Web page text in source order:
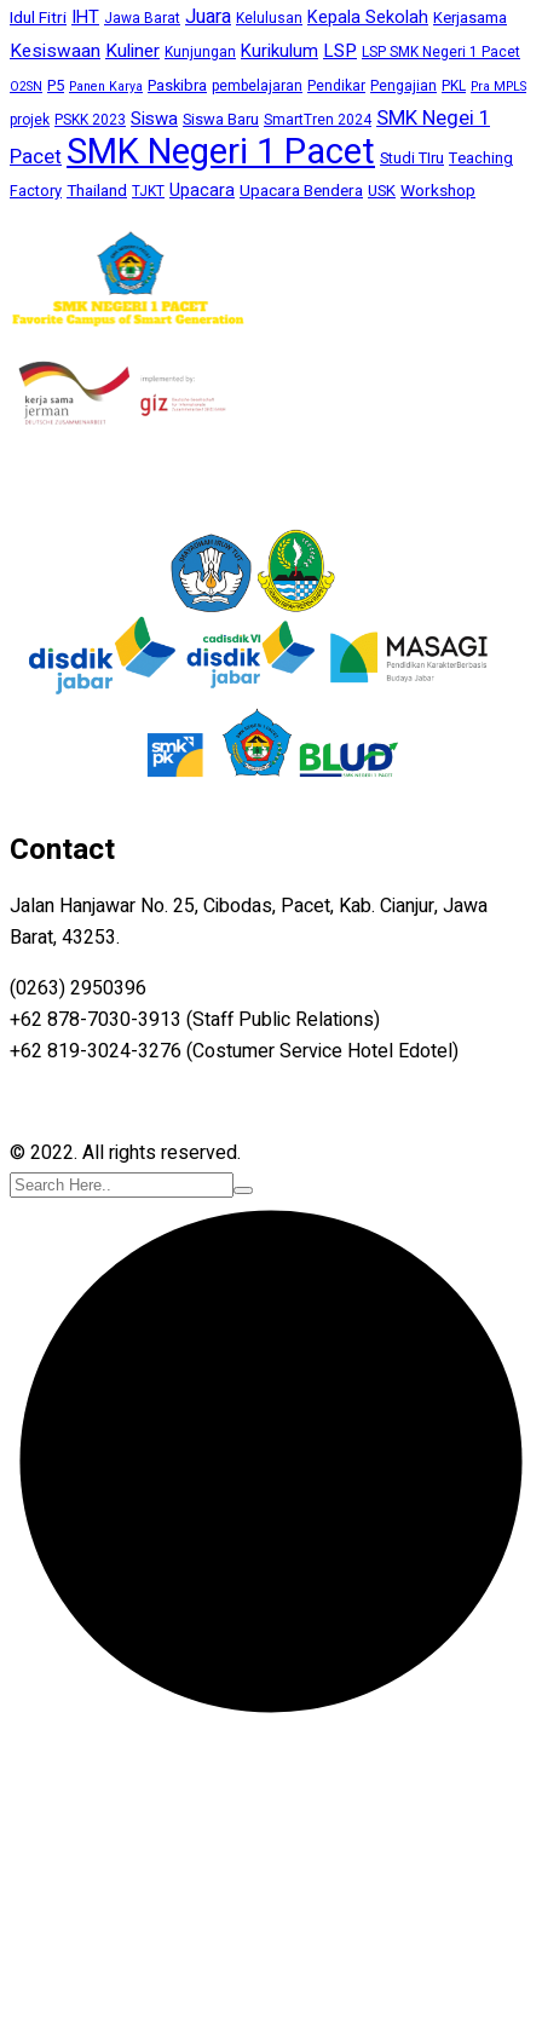
Idul Fitri IHT Jawa Barat Juara Kelulusan Kepala Sekolah Kerjasama
Kesiswaan Kuliner Kunjungan Kurikulum LSP LSP SMK Negeri 1 Pacet
O2SN P5 Panen Karya Paskibra pembelajaran Pendikar Pengajian PKL Pra MPLS
projek PSKK 2023 Siswa Siswa Baru SmartTren 2024 SMK Negei 1
PacetSMK Negeri 1 Pacet Studi TIru Teaching
Factory Thailand TJKT Upacara Upacara Bendera USK Workshop
Contact
Jalan Hanjawar No. 25, Cibodas, Pacet, Kab. Cianjur, Jawa
Barat, 43253.
(0263) 2950396
+62 878-7030-3913 (Staff Public Relations)
+62 819-3024-3276 (Costumer Service Hotel Edotel)
© 2022. All rights reserved.